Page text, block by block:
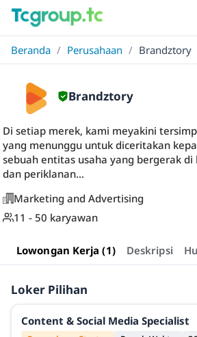
Beranda / Perusahaan / Brandztory
Brandztory
Di setiap merek, kami meyakini
yang menunggu untuk diceritakan
sebuah entitas usaha yang bergerak
dan periklanan...
Marketing and Advertising
11 - 50 karyawan
Lowongan Kerja (1) Deskripsi
Loker Pilihan
Content & Social Media Specialist